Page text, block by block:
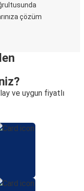
çözüm
ve uygun fiyatlı